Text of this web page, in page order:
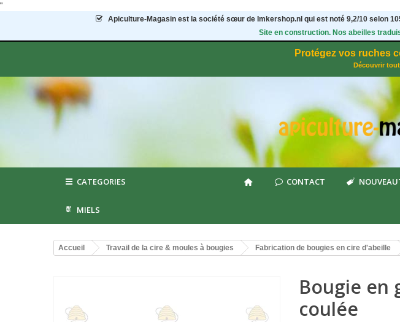
"
Apiculture-Magasin est la société sœur de Imkershop.nl qui est noté 9,2/10 selon
Site en construction. Nos abeilles
Protégez vos ruches
Découvrir
CATEGORIES CONTACT
MIELS
Accueil Travail de la cire & moules à bougies Fabrication de bougies en cire d'abeille
Bougie en
coulée